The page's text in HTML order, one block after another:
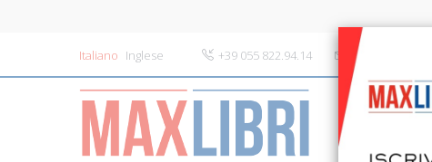
Italiano Inglese +39 055 822.94.14 info@maxlibri.it